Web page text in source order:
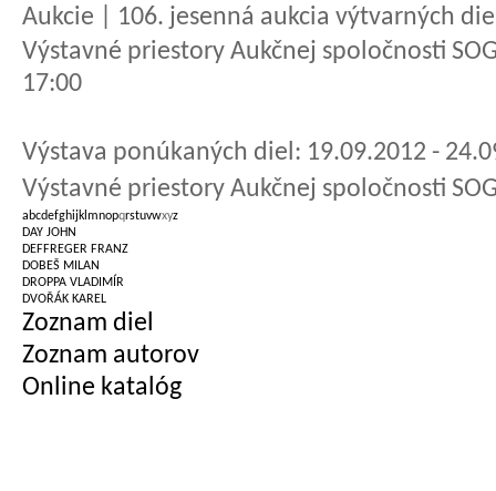
Aukcie | 106. jesenná aukcia výtvarných
Výstavné priestory Aukčnej spoločnosti
17:00
Výstava ponúkaných diel: 19.09.2012 -
Výstavné priestory Aukčnej spoločnosti
abcdefghijk mnopqrstuvwxyz
DAY JOHN
DEFFREGER FRANZ
DOBEŠ MILAN
DROPPA VLADIMÍR
DVOŘÁK KAREL
Zoznam diel
Zoznam autorov
Online katalóg